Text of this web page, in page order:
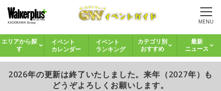
MENU
エリアから探
す
イベント
カレンダー
イベント
ランキング
カテゴリ別
おすすめ
最新
ニュース
2026年の更新は終了いたしました。来年（2027年）も
どうぞよろしくお願いします。